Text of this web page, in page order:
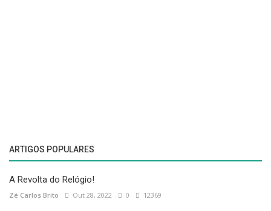
ARTIGOS POPULARES
A Revolta do Relógio!
Zé Carlos Brito Out 28, 2022 0 12369